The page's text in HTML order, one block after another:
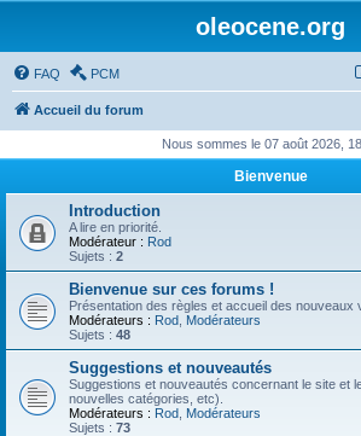
oleocene.org
FAQ PCM
Accueil du forum
Nous sommes le 07 août 2026,
Bienvenue
Introduction
A lire en priorité.
Modérateur : Rod
Sujets : 2
Bienvenue sur ces forums !
Présentation des règles et accueil des nouveaux
Modérateurs : Rod Modérateurs
Sujets : 48
Suggestions et nouveautés
Suggestions et nouveautés concernant le site et
nouvelles catégories, etc).
Modérateurs : Rod Modérateurs
Sujets : 73